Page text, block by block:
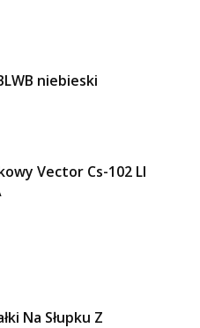
niebieski
Vector Cs-102 Ll
Na Słupku Z